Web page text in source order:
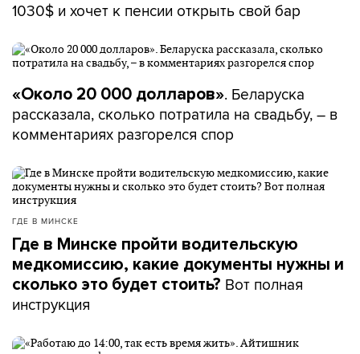
1030$ и хочет к пенсии открыть свой бар
«Около 20 000 долларов». Беларуска
рассказала, сколько потратила на свадьбу, – в
комментариях разгорелся спор
ГДЕ В МИНСКЕ
Где в Минске пройти водительскую
медкомиссию, какие документы нужны и
сколько это будет стоить? Вот полная
инструкция